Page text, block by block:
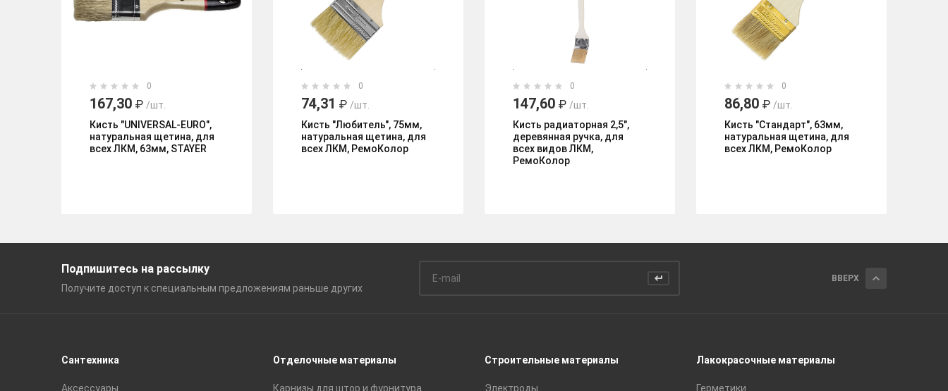
0
167,30 ₽ /шт.
Кисть "UNIVERSAL-EURO",
натуральная щетина, для
всех ЛКМ, 63мм, STAYER
0
74,31 ₽ /шт.
Кисть "Любитель", 75мм,
натуральная щетина, для
всех ЛКМ, РемоКолор
0
147,60 ₽ /шт.
Кисть радиаторная 2,5",
деревянная ручка, для
всех видов ЛКМ,
РемоКолор
0
86,80 ₽ /шт.
Кисть "Стандарт", 63мм,
натуральная щетина, для
всех ЛКМ, РемоКолор
Подпишитесь на рассылку
Получите доступ к специальным предложениям раньше других
ВВЕРХ
Сантехника
Аксессуары
Отделочные материалы
Карнизы для штор и фурнитура
Строительные материалы
Электроды
Лакокрасочные материалы
Герметики